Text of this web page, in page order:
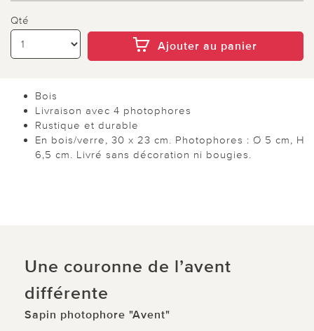
Qté
Ajouter au panier
Bois
Livraison avec 4 photophores
Rustique et durable
En bois/verre, 30 x 23 cm. Photophores : Ø 5 cm, H
6,5 cm. Livré sans décoration ni bougies.
Une couronne de l’avent
différente
Sapin photophore "Avent"